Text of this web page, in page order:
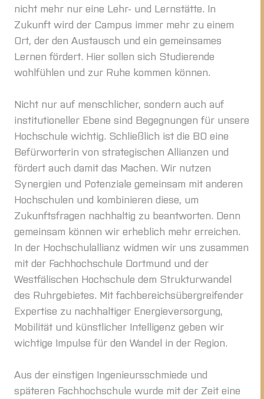
nicht mehr nur eine Lehr- und Lernstätte. In
Zukunft wird der Campus immer mehr zu einem
Ort, der den Austausch und ein gemeinsames
Lernen fördert. Hier sollen sich Studierende
wohlfühlen und zur Ruhe kommen können.
Nicht nur auf menschlicher, sondern auch auf
institutioneller Ebene sind Begegnungen für unsere
Hochschule wichtig. Schließlich ist die BO eine
Befürworterin von strategischen Allianzen und
fördert auch damit das Machen. Wir nutzen
Synergien und Potenziale gemeinsam mit anderen
Hochschulen und kombinieren diese, um
Zukunftsfragen nachhaltig zu beantworten. Denn
gemeinsam können wir erheblich mehr erreichen.
In der Hochschulallianz widmen wir uns zusammen
mit der Fachhochschule Dortmund und der
Westfälischen Hochschule dem Strukturwandel
des Ruhrgebietes. Mit fachbereichsübergreifender
Expertise zu nachhaltiger Energieversorgung,
Mobilität und künstlicher Intelligenz geben wir
wichtige Impulse für den Wandel in der Region.
Aus der einstigen Ingenieursschmiede und
späteren Fachhochschule wurde mit der Zeit eine